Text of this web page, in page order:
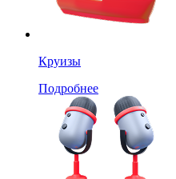
Круизы
Подробнее